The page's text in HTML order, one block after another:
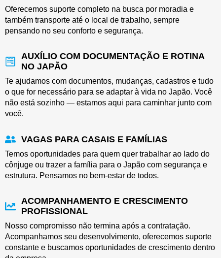
Oferecemos suporte completo na busca por moradia e
também transporte até o local de trabalho, sempre
pensando no seu conforto e segurança.
AUXÍLIO COM DOCUMENTAÇÃO E ROTINA
NO JAPÃO
Te ajudamos com documentos, mudanças, cadastros e tudo
o que for necessário para se adaptar à vida no Japão. Você
não está sozinho — estamos aqui para caminhar junto com
você.
VAGAS PARA CASAIS E FAMÍLIAS
Temos oportunidades para quem quer trabalhar ao lado do
cônjuge ou trazer a família para o Japão com segurança e
estrutura. Pensamos no bem-estar de todos.
ACOMPANHAMENTO E CRESCIMENTO
PROFISSIONAL
Nosso compromisso não termina após a contratação.
Acompanhamos seu desenvolvimento, oferecemos suporte
constante e buscamos oportunidades de crescimento dentro